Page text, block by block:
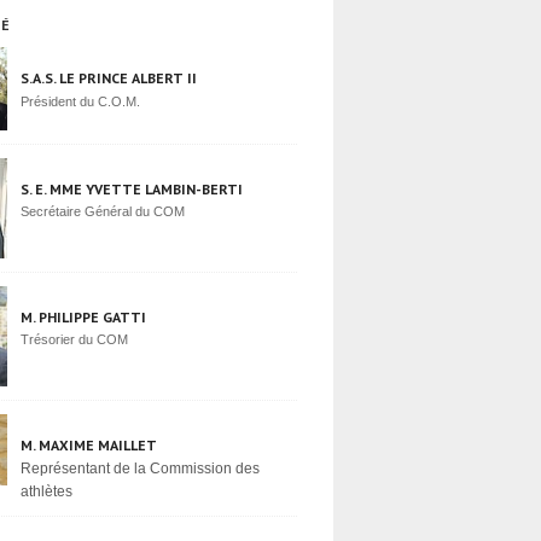
S.A.S. LE PRINCE ALBERT II
Président du C.O.M.
S. E. MME YVETTE LAMBIN-BERTI
Secrétaire Général du COM
M. PHILIPPE GATTI
Trésorier du COM
M. MAXIME MAILLET
Représentant de la Commission des
athlètes